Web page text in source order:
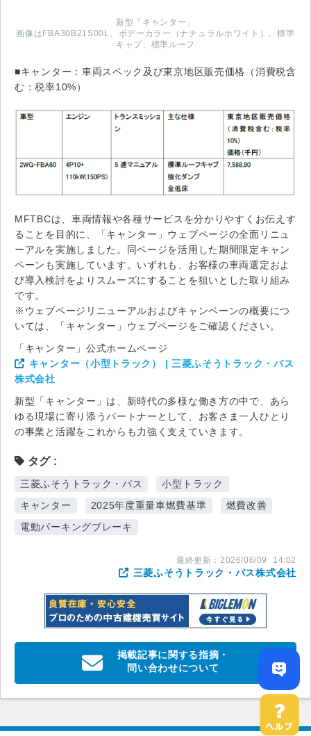
新型「キャンター」
画像はFBA30B21S00L、ボデーカラー（ナチュラルホワイト）、標準
キャブ、標準ルーフ
■キャンター：車両スペック及び東京地区販売価格（消費税含
む：税率10%）
MFTBCは、車両情報や各種サービスを分かりやすくお伝えす
ることを目的に、「キャンター」ウェブページの全面リニュ
ーアルを実施しました。同ページを活用した期間限定キャン
ペーンも実施しています。いずれも、お客様の車両選定およ
び導入検討をよりスムーズにすることを狙いとした取り組み
です。
※ウェブページリニューアルおよびキャンペーンの概要につ
いては、「キャンター」ウェブページをご確認ください。
「キャンター」公式ホームページ
キャンター（小型トラック） | 三菱ふそうトラック・バス
株式会社
新型「キャンター」は、新時代の多様な働き方の中で、あら
ゆる現場に寄り添うパートナーとして、お客さま一人ひとり
の事業と活躍をこれからも力強く支えていきます。
タグ
三菱ふそうトラック・バス
小型トラック
キャンター
2025年度重量車燃費基準
燃費改善
電動パーキングブレーキ
最終更新： 2026/06/09 14:02
三菱ふそうトラック・バス株式会社
掲載記事に関する指摘・
問い合わせについて